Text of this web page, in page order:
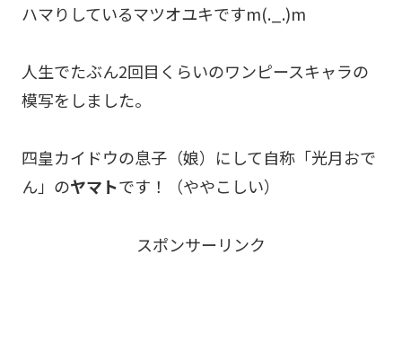
ハマりしているマツオユキですm(._.)m
人生でたぶん2回目くらいのワンピースキャラの
模写をしました。
四皇カイドウの息子（娘）にして自称「光月おで
ん」のヤマトです！（ややこしい）
スポンサーリンク